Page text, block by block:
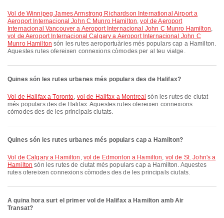
vol de Winnipeg James Armstrong Richardson International Airport a
Aeroport Internacional John C Munro Hamilton,vol de Aeroport
Internacional Vancouver a Aeroport Internacional John C Munro Hamilton,
vol de Aeroport Internacional Calgary a Aeroport Internacional John C
Munro Hamilton són les rutes aeroportuàries més populars cap a Hamilton.
Aquestes rutes ofereixen connexions còmodes per al teu viatge.
Quines són les rutes urbanes més populars des de Halifax?
vol de Halifax a Toronto, vol de Halifax a Montreal són les rutes de ciutat
més populars des de Halifax. Aquestes rutes ofereixen connexions
còmodes des de les principals ciutats.
Quines són les rutes urbanes més populars cap a Hamilton?
vol de Calgary a Hamilton , vol de Edmonton a Hamilton, vol de St. John's a
Hamilton són les rutes de ciutat més populars cap a Hamilton. Aquestes
rutes ofereixen connexions còmodes des de les principals ciutats.
A quina hora surt el primer vol de Halifax a Hamilton amb Air
Transat?